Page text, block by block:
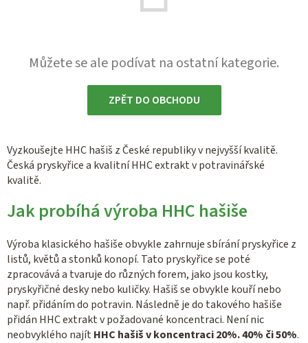
Můžete se ale podívat na ostatní kategorie.
ZPĚT DO OBCHODU
Vyzkoušejte HHC hašiš z České republiky v nejvyšší kvalitě.
Česká pryskyřice a kvalitní HHC extrakt v potravinářské
kvalitě.
Jak probíhá výroba HHC hašiše
Výroba klasického hašiše obvykle zahrnuje sbírání pryskyřice z
listů, květů a stonků konopí. Tato pryskyřice se poté
zpracovává a tvaruje do různých forem, jako jsou kostky,
pryskyřičné desky nebo kuličky. Hašiš se obvykle kouří nebo
např. přidáním do potravin. Následně je do takového hašiše
přidán HHC extrakt v požadované koncentraci. Není nic
neobvyklého najít HHC hašiš v koncentraci 20%. 40% či 50%.